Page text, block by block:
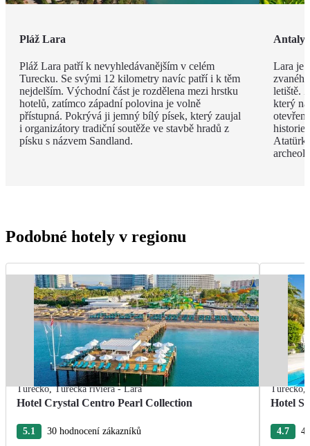
Pláž Lara
Pláž Lara patří k nevyhledávanějším v celém
Turecku. Se svými 12 kilometry navíc patří i k těm
nejdelším. Východní část je rozdělena mezi hrstku
hotelů, zatímco západní polovina je volně
přístupná. Pokrývá ji jemný bílý písek, který zaujal
i organizátory tradiční soutěže ve stavbě hradů z
písku s názvem Sandland.
Lara je
letiště.
který
historie
Podobné hotely v regionu
Turecko,Turecká riviéra - Lara
Hotel Crystal Centro Pearl Collection
5.1 30 hodnocení zákazníků
Turecko,
Hotel
4.7 4